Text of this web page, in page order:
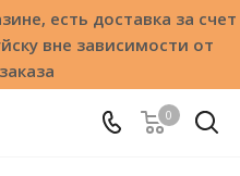
есть доставка за счет
вне зависимости от
0